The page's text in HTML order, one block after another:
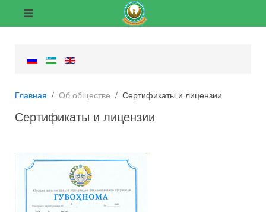
Главная Об обществе Сертификаты и лицензии
Сертификаты и лицензии